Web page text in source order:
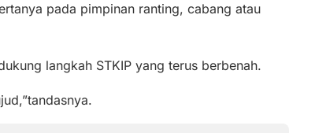
pada pimpinan ranting, cabang atau
langkah STKIP yang terus berbenah.